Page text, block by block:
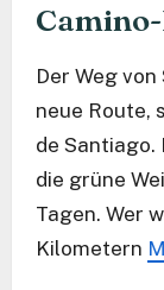
Der Weg
neue Route,
de
die grüne
Tagen. Wer
Kilometern